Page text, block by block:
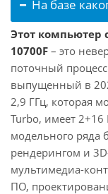
На базе
Этот компьютер
10700F – это
поточный
выпущенный в
2,9 ГГц, которая
Turbo, имеет
модельного ряда
рендерингом и
мультимедиа-
ПО,